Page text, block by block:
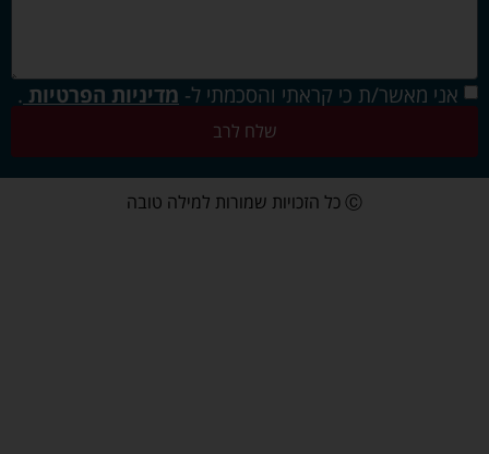
אני מאשר/ת כי קראתי והסכמתי ל- מדיניות הפרטיות .
שלח לרב
Ⓒ כל הזכויות שמורות למילה טובה